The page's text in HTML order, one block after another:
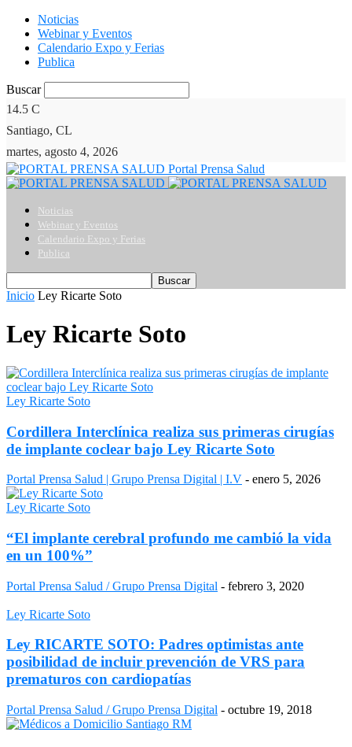
Noticias
Webinar y Eventos
Calendario Expo y Ferias
Publica
Buscar
14.5 C
Santiago, CL
martes, agosto 4, 2026
Portal Prensa Salud
Noticias
Webinar y Eventos
Calendario Expo y Ferias
Publica
Inicio Ley Ricarte Soto
Ley Ricarte Soto
Ley Ricarte Soto
Cordillera Interclínica realiza sus primeras cirugías
de implante coclear bajo Ley Ricarte Soto
Portal Prensa Salud | Grupo Prensa Digital | I.V - enero 5, 2026
Ley Ricarte Soto
“El implante cerebral profundo me cambió la vida
en un 100%”
Portal Prensa Salud / Grupo Prensa Digital - febrero 3, 2020
Ley Ricarte Soto
Ley RICARTE SOTO: Padres optimistas ante
posibilidad de incluir prevención de VRS para
prematuros con cardiopatías
Portal Prensa Salud / Grupo Prensa Digital - octubre 19, 2018